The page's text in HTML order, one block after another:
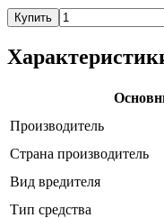
Купить
Производитель
Страна производитель
Вид вредителя
Тип средства